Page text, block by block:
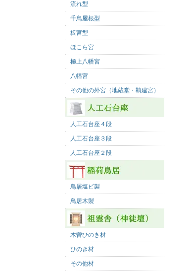
流れ型
千鳥屋根型
板宮型
ほこら宮
極上八幡宮
八幡宮
その他の外宮（地蔵堂・鞘建宮）
人工石台座４段
人工石台座３段
人工石台座２段
鳥居塩ビ製
鳥居木製
木曽ひのき材
ひのき材
その他材